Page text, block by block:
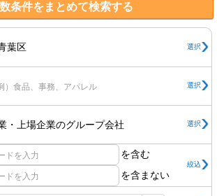
条件をまとめて検索する
葉区 選択
）食品、事務、アパレル 選択
・上場企業のグループ会社 選択
を含む
を含まない
絞込